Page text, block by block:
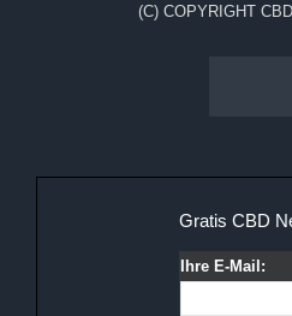
(C) COPYRIGHT
Gratis CBD
Ihre E-Mail: